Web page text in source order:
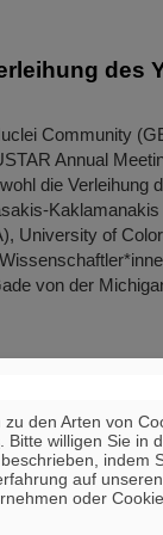
des
Community
Annual
die Verleihung
University of
von der
bei
(SPD),
besuchte
Kaffenberger
standen die
den Arten von
. Bitte willigen Sie in
indem
auf
oder